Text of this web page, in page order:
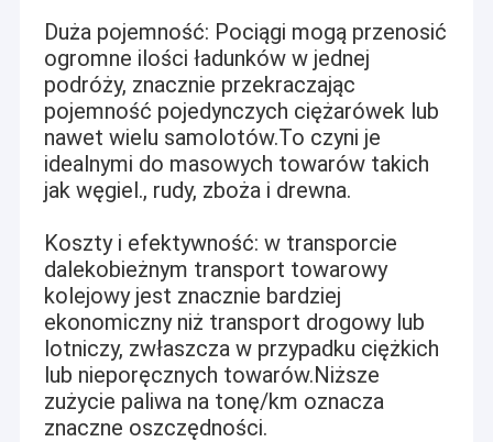
Duża pojemność: Pociągi mogą przenosić
ogromne ilości ładunków w jednej
podróży, znacznie przekraczając
pojemność pojedynczych ciężarówek lub
nawet wielu samolotów.To czyni je
idealnymi do masowych towarów takich
jak węgiel., rudy, zboża i drewna.
Koszty i efektywność: w transporcie
dalekobieżnym transport towarowy
kolejowy jest znacznie bardziej
ekonomiczny niż transport drogowy lub
lotniczy, zwłaszcza w przypadku ciężkich
lub nieporęcznych towarów.Niższe
zużycie paliwa na tonę/km oznacza
znaczne oszczędności.